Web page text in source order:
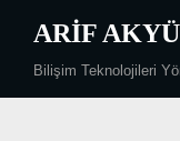
content
ARIF
Bilişim Teknolojileri